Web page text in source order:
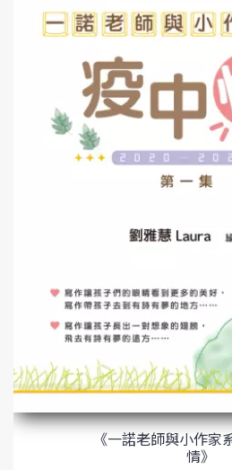
《一諾老師與小作
情》